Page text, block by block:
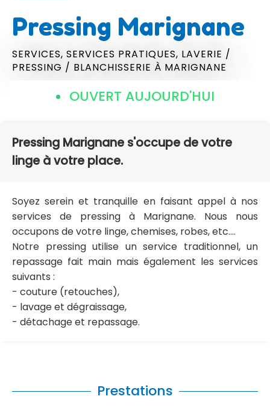
Pressing Marignane
SERVICES, SERVICES PRATIQUES, LAVERIE /
PRESSING / BLANCHISSERIE À MARIGNANE
OUVERT AUJOURD'HUI
Pressing Marignane s'occupe de votre
linge à votre place.
Soyez serein et tranquille en faisant appel à nos
services de pressing à Marignane. Nous nous
occupons de votre linge, chemises, robes, etc....
Notre pressing utilise un service traditionnel, un
repassage fait main mais également les services
suivants :
- couture (retouches),
- lavage et dégraissage,
- détachage et repassage.
Prestations